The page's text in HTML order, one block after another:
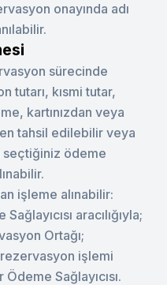
onayında adı
sürecinde
tutarı, kısmi tutar,
kartınızdan veya
tahsil edilebilir veya
seçtiğiniz ödeme
işleme alınabilir:
aracılığıyla;
Ortağı;
rezervasyon işlemi
Sağlayıcısı.